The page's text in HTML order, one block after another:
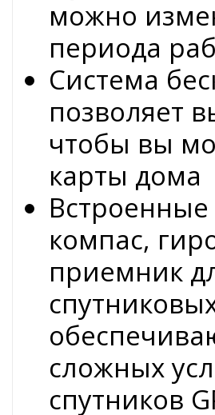
можно
периода
Система
позволяет
чтобы вы
карты дома
компас,
приемник
сложных
спутников